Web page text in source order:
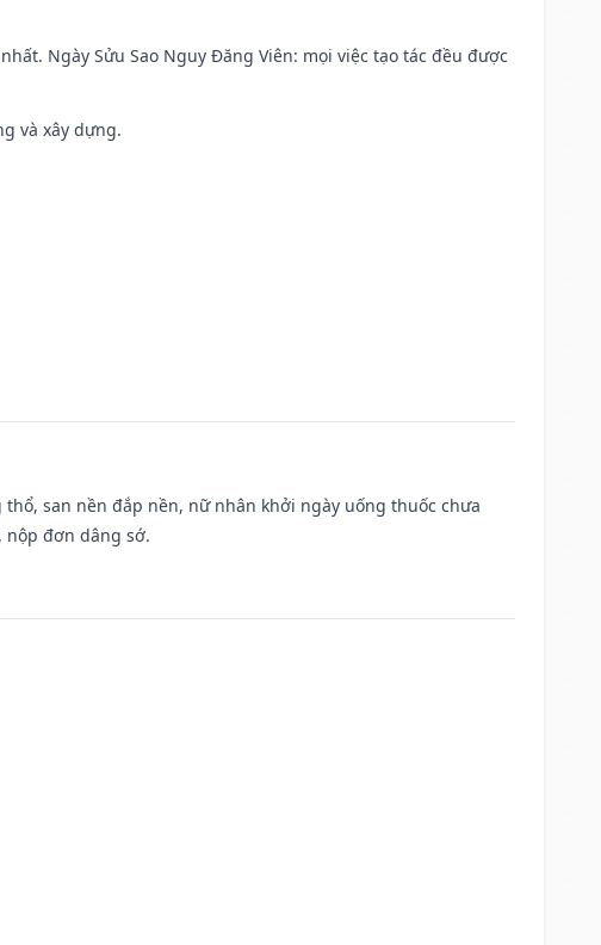
Ngày Sửu Sao Nguy Đăng Viên: mọi việc tạo tác đều được
và xây dựng.
san nền đắp nền, nữ nhân khởi ngày uống thuốc chưa
nộp đơn dâng sớ.